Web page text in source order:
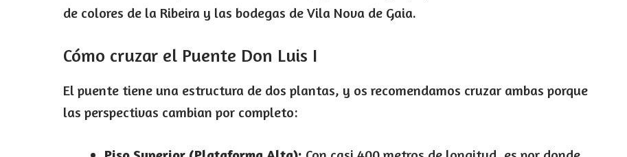
de colores de la Ribeira y las bodegas de Vila Nova de Gaia.
Cómo cruzar el Puente Don Luis I
El puente tiene una estructura de dos plantas, y os recomendamos cruzar ambas porque
las perspectivas cambian por completo: